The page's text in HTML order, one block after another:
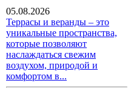
05.08.2026
Террасы и веранды – это
уникальные пространства,
которые позволяют
наслаждаться свежим
воздухом, природой и
комфортом в...